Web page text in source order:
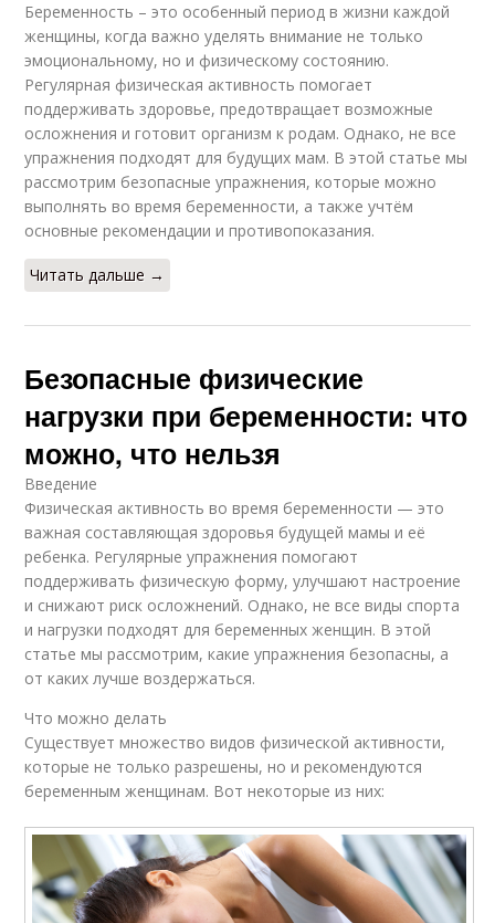
Беременность – это особенный период в жизни каждой
женщины, когда важно уделять внимание не только
эмоциональному, но и физическому состоянию.
Регулярная физическая активность помогает
поддерживать здоровье, предотвращает возможные
осложнения и готовит организм к родам. Однако, не все
упражнения подходят для будущих мам. В этой статье мы
рассмотрим безопасные упражнения, которые можно
выполнять во время беременности, а также учтём
основные рекомендации и противопоказания.
Читать дальше →
Безопасные физические
нагрузки при беременности: что
можно, что нельзя
Введение
Физическая активность во время беременности — это
важная составляющая здоровья будущей мамы и её
ребенка. Регулярные упражнения помогают
поддерживать физическую форму, улучшают настроение
и снижают риск осложнений. Однако, не все виды спорта
и нагрузки подходят для беременных женщин. В этой
статье мы рассмотрим, какие упражнения безопасны, а
от каких лучше воздержаться.
Что можно делать
Существует множество видов физической активности,
которые не только разрешены, но и рекомендуются
беременным женщинам. Вот некоторые из них: